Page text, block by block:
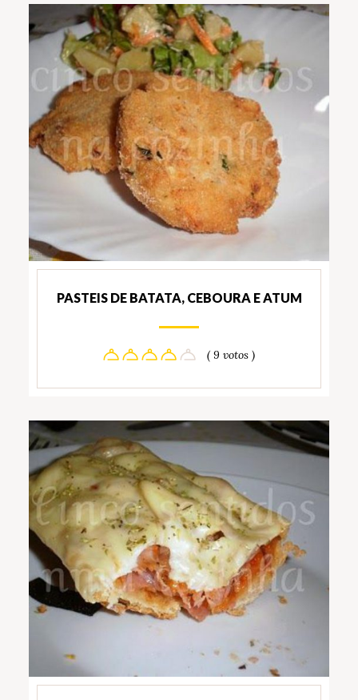
PASTEIS DE BATATA, CEBOURA E ATUM
( 9 votos )